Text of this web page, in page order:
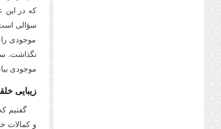
که در این
سؤالی است
موجودی
نگذاشت.
موجودی
زیبایی
گفتیم
و کمالات